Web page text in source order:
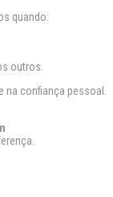
quando:
outros.
confiança pessoal.